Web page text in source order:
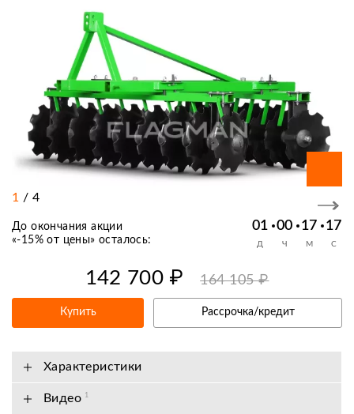
1 / 4
До окончания акции
«-15% от цены» осталось:
01 00 17 17
Д Ч М С
142 700 ₽ 164 105 ₽
Купить Рассрочка/кредит
Характеристики
Видео 1